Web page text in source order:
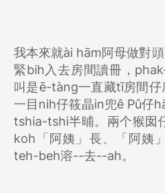
我本來就ài hām阿母做對
緊bih入去房間讀冊，
叫是ē-tàng一直藏tī房間仔
一目nih仔筱晶in兜ê Pû仔
tshia-tshi半晡。兩个猴囡
koh「阿姨」長、「阿姨
teh-beh溶--去--ah。